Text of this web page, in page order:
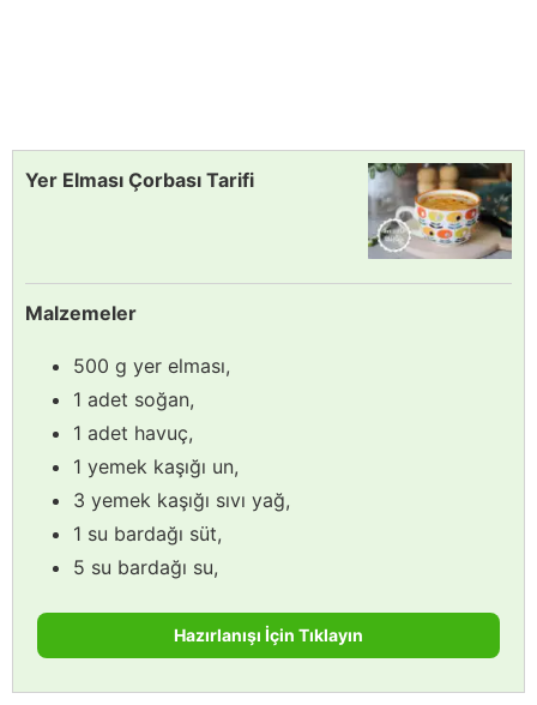
Yer Elması Çorbası Tarifi
Malzemeler
500 g yer elması,
1 adet soğan,
1 adet havuç,
1 yemek kaşığı un,
3 yemek kaşığı sıvı yağ,
1 su bardağı süt,
5 su bardağı su,
Hazırlanışı İçin Tıklayın